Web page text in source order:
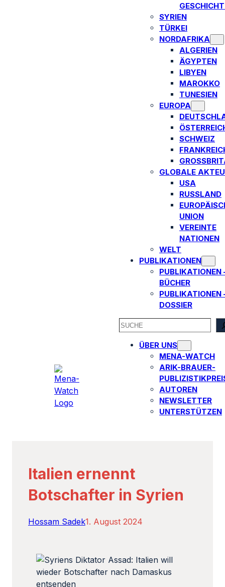
SYRIEN
TÜRKEI
NORDAFRIKA
ALGERIEN
ÄGYPTEN
LIBYEN
MAROKKO
TUNESIEN
EUROPA
SCHWEIZ
GLOBALE
USA
RUSSLAND
UNION
VEREINTE
NATIONEN
WELT
PUBLIKATIONEN
PUBLIKATIONEN
BÜCHER
PUBLIKATIONEN
DOSSIER
SEARCH
ÜBER UNS
MENA-WATCH
ARIK-BRAUER-
AUTOREN​
NEWSLETTER
UNTERSTÜTZEN
Italien ernennt
Botschafter in Syrien
Hossam Sadek1. August 2024